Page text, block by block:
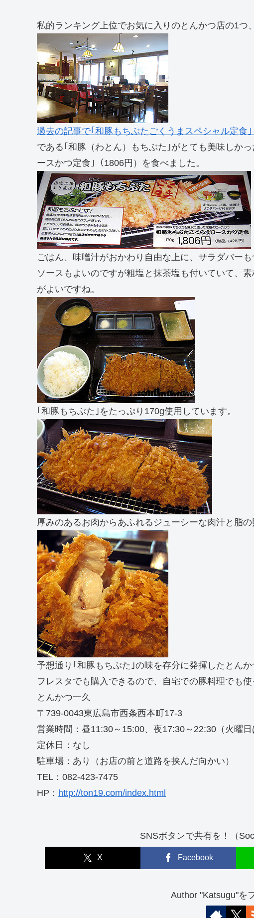
私的ランキング上位でお気に入りのとんかつ店の1つ
過去の記事で｢和豚もちぶたごくうまスペシャル定食
である｢和豚（わとん）もちぶた｣がとても美味しか
ースかつ定食｣（1806円）を食べました。
ごはん、味噌汁がおかわり自由な上に、サラダバーも
ソースもよいのですが粗塩と抹茶塩も付いていて、
がよいですね。
｢和豚もちぶた｣をたっぷり170g使用しています。
厚みのあるお肉からあふれるジューシーな肉汁と脂の
予想通り｢和豚もちぶた｣の味を存分に発揮したとん
フレスタでも購入できるので、自宅での豚料理でも使
とんかつ一久
〒739-0043東広島市西条西本町17-3
営業時間：昼11:30～15:00、夜17:30～22:30（火曜日
定休日：なし
駐車場：あり（お店の前と道路を挟んだ向かい）
TEL：082-423-7475
HP： http://ton19.com/index.html
SNSボタンで共有を！（
X Facebook
Author "Katsugu"を